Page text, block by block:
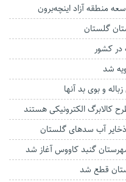
در کشور
شد
و بوی بد آنها
گنبد کاووس آغاز شد
قطع شد